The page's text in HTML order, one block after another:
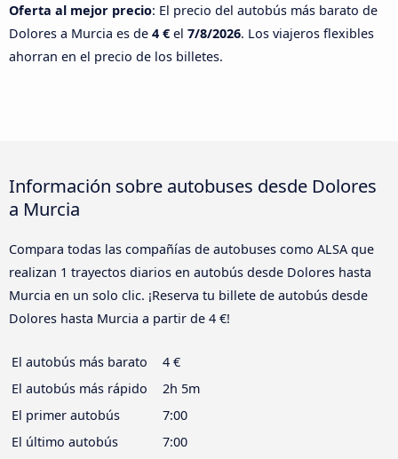
Oferta al mejor precio: El precio del autobús más barato de
Dolores a Murcia es de 4 € el 7/8/2026. Los viajeros flexibles
ahorran en el precio de los billetes.
Información sobre autobuses desde Dolores
a Murcia
Compara todas las compañías de autobuses como ALSA que
realizan 1 trayectos diarios en autobús desde Dolores hasta
Murcia en un solo clic. ¡Reserva tu billete de autobús desde
Dolores hasta Murcia a partir de 4 €!
El autobús más barato
4 €
El autobús más rápido
2h 5m
El primer autobús
7:00
El último autobús
7:00